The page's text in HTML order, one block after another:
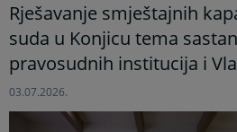
Rješavanje smještajnih
suda u Konjicu tema
pravosudnih institucija i
03.07.2026.